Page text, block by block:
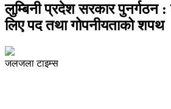
लुम्बिनी प्रदेश सरकार पुनर्गठन :
लिए पद तथा गोपनीयताको शपथ
जलजला टाइम्स